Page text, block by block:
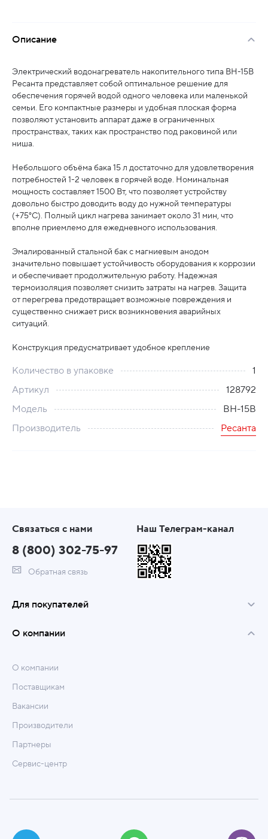
Описание
Электрический водонагреватель накопительного типа ВН-15В
Ресанта представляет собой оптимальное решение для
обеспечения горячей водой одного человека или маленькой
семьи. Его компактные размеры и удобная плоская форма
позволяют установить аппарат даже в ограниченных
пространствах, таких как пространство под раковиной или
ниша.
Небольшого объёма бака 15 л достаточно для удовлетворения
потребностей 1-2 человек в горячей воде. Номинальная
мощность составляет 1500 Вт, что позволяет устройству
довольно быстро доводить воду до нужной температуры
(+75°C). Полный цикл нагрева занимает около 31 мин, что
вполне приемлемо для ежедневного использования.
Эмалированный стальной бак с магниевым анодом
значительно повышает устойчивость оборудования к коррозии
и обеспечивает продолжительную работу. Надежная
термоизоляция позволяет снизить затраты на нагрев. Защита
от перегрева предотвращает возможные повреждения и
существенно снижает риск возникновения аварийных
ситуаций.
Конструкция предусматривает удобное крепление
Количество в упаковке
1
Артикул
128792
Модель
ВН-15В
Производитель
Ресанта
Связаться с нами
8 (800) 302-75-97
Обратная связь
Наш Телеграм-канал
Для покупателей
О компании
О компании
Поставщикам
Вакансии
Производители
Партнеры
Сервис-центр